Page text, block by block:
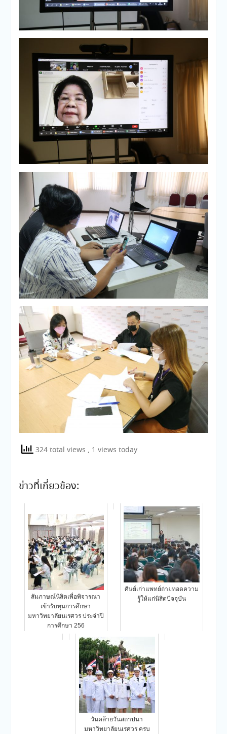
324 total views , 1 views today
ข่าวที่เกี่ยวข้อง:
สัมภาษณ์นิสิตเพื่อพิจารณา
เข้ารับทุนการศึกษา
มหาวิทยาลัยนเรศวร ประจำปี
การศึกษา 256
ศิษย์เก่าแพทย์ถ่ายทอดความ
รู้ให้แก่นิสิตปัจจุบัน
วันคล้ายวันสถาปนา
มหาวิทยาลัยนเรศวร ครบ